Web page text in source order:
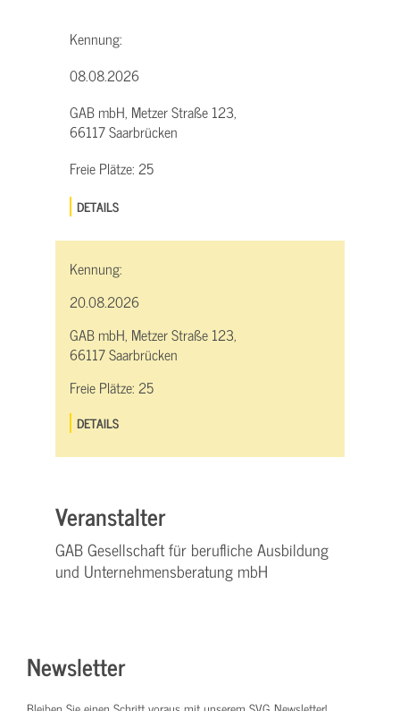
Kennung:
08.08.2026
GAB mbH, Metzer Straße 123,
66117 Saarbrücken
Freie Plätze:25
DETAILS
Kennung:
20.08.2026
GAB mbH, Metzer Straße 123,
66117 Saarbrücken
Freie Plätze:25
DETAILS
Veranstalter
GAB Gesellschaft für berufliche Ausbildung
und Unternehmensberatung mbH
Newsletter